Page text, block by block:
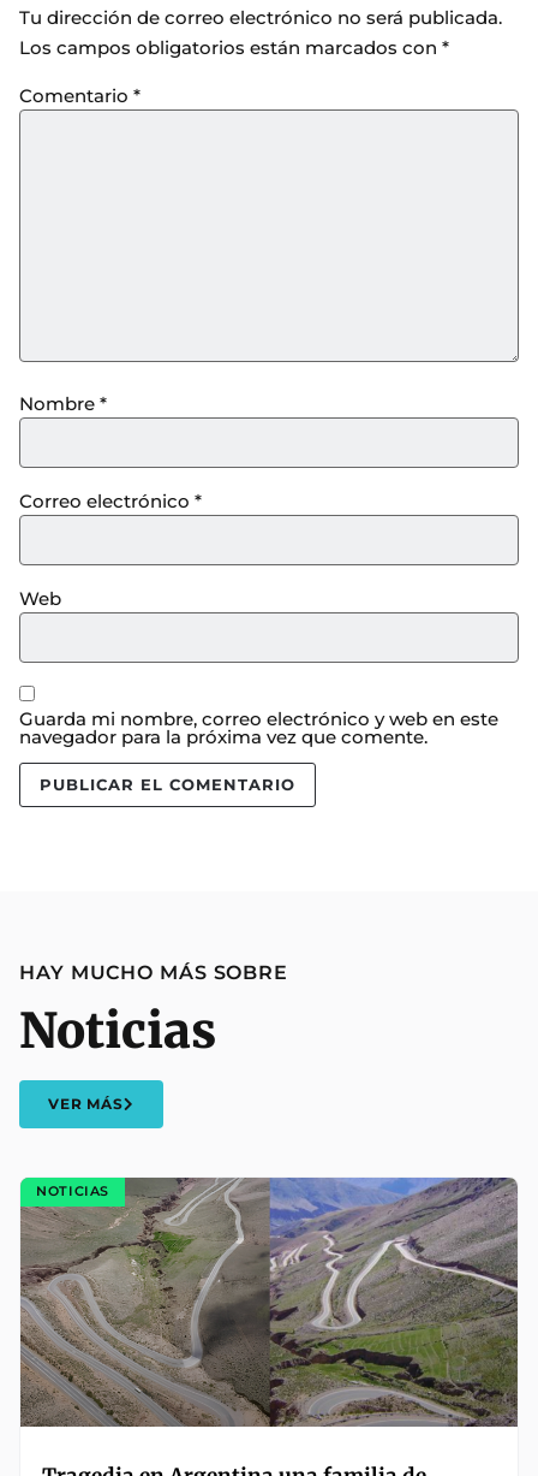
Tu dirección de correo electrónico no será publicada.
Los campos obligatorios están marcados con *
Comentario *
Nombre *
Correo electrónico *
Web
Guarda mi nombre, correo electrónico y web en este
navegador para la próxima vez que comente.
HAY MUCHO MÁS SOBRE
Noticias
VER MÁS
NOTICIAS